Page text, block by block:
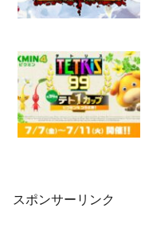
スポンサーリンク